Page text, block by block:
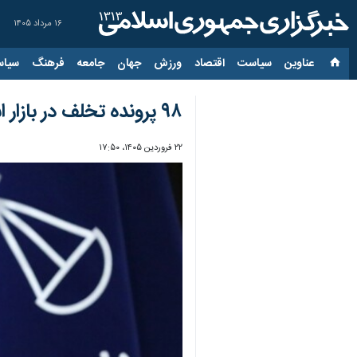
۱۶ مرداد ۱۴۰۵
عناوین‌ سیاست اقتصاد ورزش جهان جامعه فرهنگ
۹۸ پرونده تخلف در بازار استان بوشهر تشکیل شد
۲۲ فروردین ۱۴۰۵، ۱۷:۵۰